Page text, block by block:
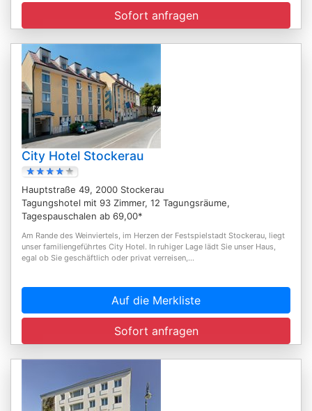
Sofort anfragen
City Hotel Stockerau
Hauptstraße 49, 2000 Stockerau
Tagungshotel mit 93 Zimmer, 12 Tagungsräume,
Tagespauschalen ab 69,00*
Am Rande des Weinviertels, im Herzen der Festspielstadt Stockerau, liegt
unser familiengeführtes City Hotel. In ruhiger Lage lädt Sie unser Haus,
egal ob Sie geschäftlich oder privat verreisen,...
Auf die Merkliste
Sofort anfragen